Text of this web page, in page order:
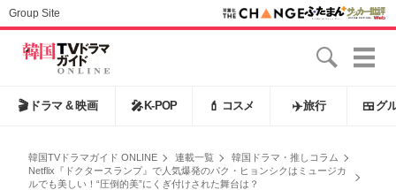
Group Site
🎬 ドラマ & 映画 🎤 K-POP 💄 コスメ ✈️旅行 🍱 グ
韓国TVドラマガイド ONLINE 連載一覧
韓国ドラマ・推しコラム
Netflix『ドクタースランプ』で人気爆発のパク・ヒョンシクはミュージカ
ルでも美しい！“圧倒的美”にくぎ付けされた舞台は？